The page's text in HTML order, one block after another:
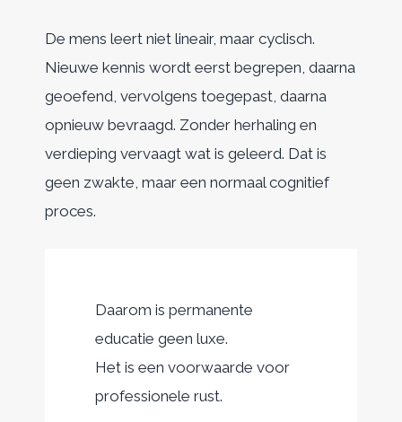
De mens leert niet lineair, maar cyclisch.
Nieuwe kennis wordt eerst begrepen, daarna
geoefend, vervolgens toegepast, daarna
opnieuw bevraagd. Zonder herhaling en
verdieping vervaagt wat is geleerd. Dat is
geen zwakte, maar een normaal cognitief
proces.
Daarom is permanente
educatie geen luxe.
Het is een voorwaarde voor
professionele rust.